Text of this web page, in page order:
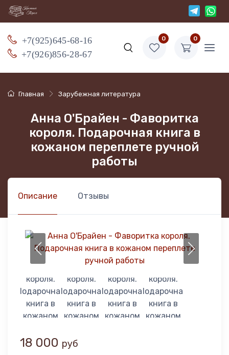
+7(925)645-68-16
+7(926)856-28-67
0 0
Главная Зарубежная литература
Анна О'Брайен - Фаворитка
короля. Подарочная книга в
кожаном переплете ручной
работы
Описание Отзывы
18 000 руб